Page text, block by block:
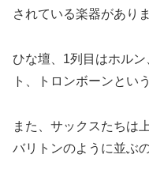
されている楽器がありま
ひな壇、1列目はホル
ト、トロンボーンとい
また、サックスたちは
バリトンのように並ぶ